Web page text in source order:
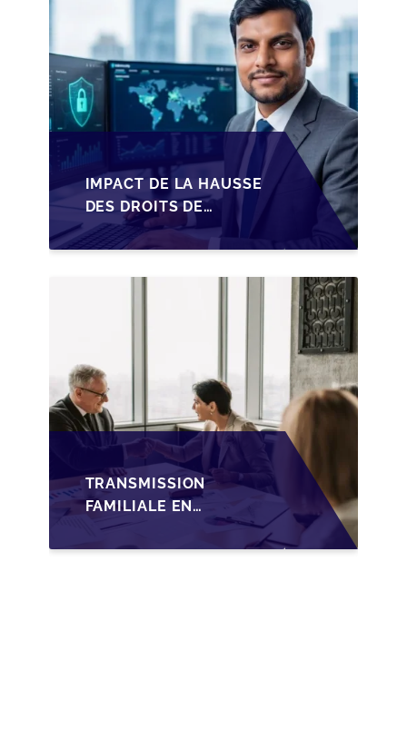
IMPACT DE LA HAUSSE
DES DROITS DE
SUCCESSION EN
WALLONIE SUR LA
TRANSMISSION
TRANSMISSION
FAMILIALE EN
WALLONIE :
NOUVELLES